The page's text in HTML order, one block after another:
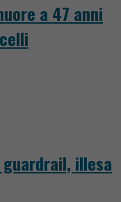
a 47 anni
illesa